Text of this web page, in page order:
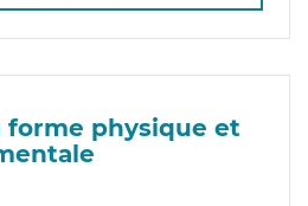
forme physique et